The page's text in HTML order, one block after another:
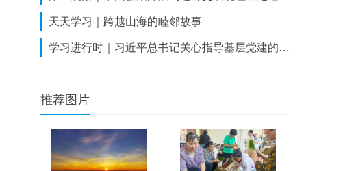
天天学习｜跨越山海的睦邻故事
学习进行时｜习近平总书记关心指导基层党建的故事
推荐图片